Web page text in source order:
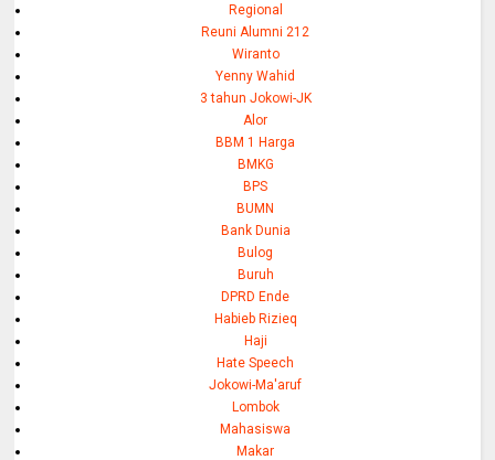
Regional
Reuni Alumni 212
Wiranto
Yenny Wahid
3 tahun Jokowi-JK
Alor
BBM 1 Harga
BMKG
BPS
BUMN
Bank Dunia
Bulog
Buruh
DPRD Ende
Habieb Rizieq
Haji
Hate Speech
Jokowi-Ma'aruf
Lombok
Mahasiswa
Makar